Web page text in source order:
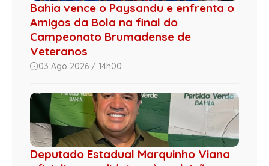
Bahia vence o Paysandu e enfrenta o
Amigos da Bola na final do
Campeonato Brumadense de
Veteranos
03 Ago 2026 / 14h00
Deputado Estadual Marquinho Viana